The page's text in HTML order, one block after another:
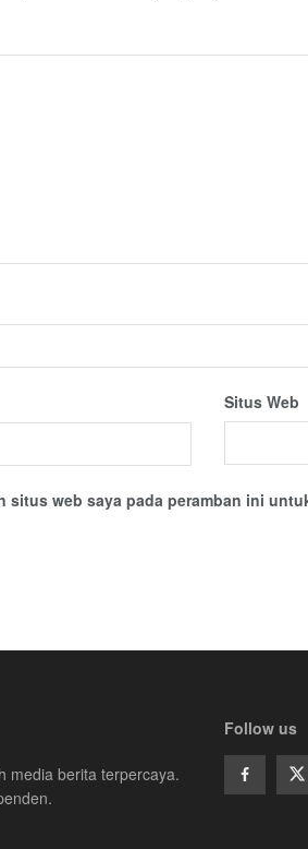
Situs Web
situs web saya pada peramban ini
media berita terpercaya.
Follow us